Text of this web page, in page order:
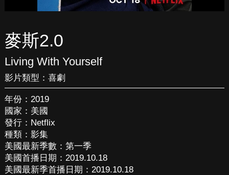
麥斯2.0
Living With Yourself
影片類型： 喜劇
年份：2019
國家：美國
發行：Netflix
種類：影集
美國最新季數：第一季
美國首播日期：2019.10.18
美國最新季首播日期：2019.10.18